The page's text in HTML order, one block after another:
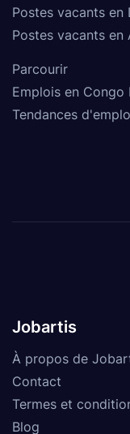
Postes vacants en
Postes vacants en
Parcourir
Emplois en Congo
Tendances
Jobartis
À propos de
Contact
Termes et
Blog